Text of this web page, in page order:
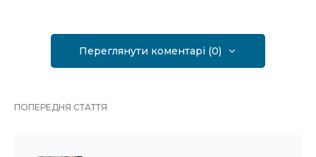
Переглянути коментарі (0)
ПОПЕРЕДНЯ СТАТТЯ